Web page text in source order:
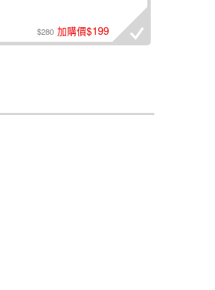
$280 加購價$199